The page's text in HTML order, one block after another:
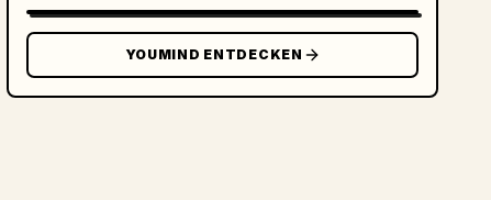
YOUMIND ENTDECKEN